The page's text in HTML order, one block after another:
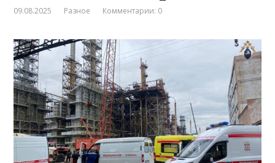
09.08.2025 Разное Комментарии: 0